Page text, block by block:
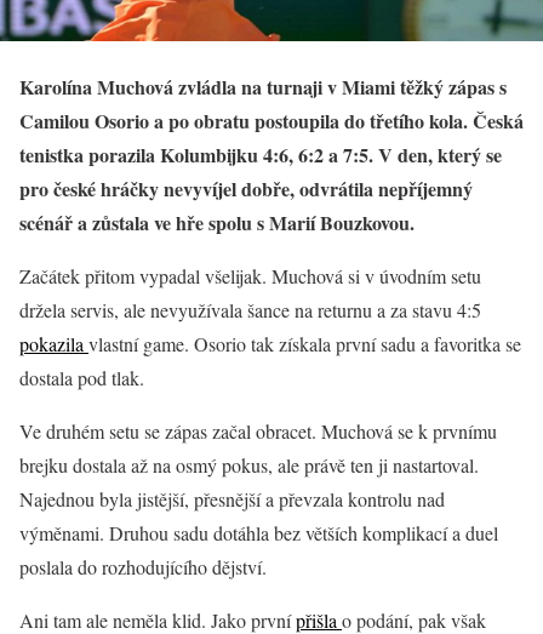
Karolína Muchová zvládla na turnaji v Miami těžký zápas s
Camilou Osorio a po obratu postoupila do třetího kola. Česká
tenistka porazila Kolumbijku 4:6, 6:2 a 7:5. V den, který se
pro české hráčky nevyvíjel dobře, odvrátila nepříjemný
scénář a zůstala ve hře spolu s Marií Bouzkovou.
Začátek přitom vypadal všelijak. Muchová si v úvodním setu
držela servis, ale nevyužívala šance na returnu a za stavu 4:5
pokazila vlastní game. Osorio tak získala první sadu a favoritka se
dostala pod tlak.
Ve druhém setu se zápas začal obracet. Muchová se k prvnímu
brejku dostala až na osmý pokus, ale právě ten ji nastartoval.
Najednou byla jistější, přesnější a převzala kontrolu nad
výměnami. Druhou sadu dotáhla bez větších komplikací a duel
poslala do rozhodujícího dějství.
Ani tam ale neměla klid. Jako prvnípřišla o podání, pak však